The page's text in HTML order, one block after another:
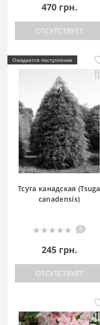
470 грн.
ОТСУТСТВУЕТ
Ожидается поступление
Тсуга канадская (Tsuga
canadensis)
0
245 грн.
ОТСУТСТВУЕТ